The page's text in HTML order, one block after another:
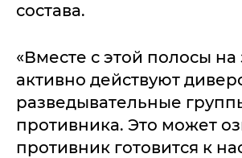
состава.
«Вместе с этой полосы на
активно действуют
разведывательные
противника. Это может
противник готовится к